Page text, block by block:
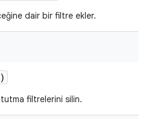
dair bir filtre ekler.
filtrelerini silin.